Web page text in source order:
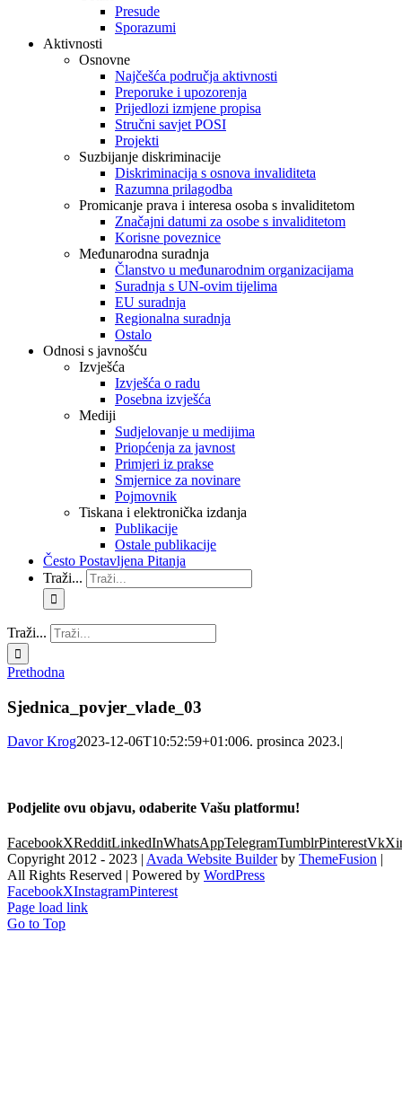
Presude
Sporazumi
Aktivnosti
Osnovne
Najčešća područja aktivnosti
Preporuke i upozorenja
Prijedlozi izmjene propisa
Stručni savjet POSI
Projekti
Suzbijanje diskriminacije
Diskriminacija s osnova invaliditeta
Razumna prilagodba
Promicanje prava i interesa osoba s invaliditetom
Značajni datumi za osobe s invaliditetom
Korisne poveznice
Međunarodna suradnja
Članstvo u međunarodnim organizacijama
Suradnja s UN-ovim tijelima
EU suradnja
Regionalna suradnja
Ostalo
Odnosi s javnošću
Izvješća
Izvješća o radu
Posebna izvješća
Mediji
Sudjelovanje u medijima
Priopćenja za javnost
Primjeri iz prakse
Smjernice za novinare
Pojmovnik
Tiskana i elektronička izdanja
Publikacije
Ostale publikacije
Često Postavljena Pitanja
Traži...
Traži...
Prethodna
Sjednica_povjer_vlade_03
Davor Krog2023-12-06T10:52:59+01:006. prosinca 2023.|
Podjelite ovu objavu, odaberite Vašu platformu!
FacebookXRedditLinkedInWhatsAppTelegramTumblrPinterestVk
Copyright 2012 - 2023 | Avada Website Builderby ThemeFusion |
All Rights Reserved | Powered by WordPress
FacebookXInstagramPinterest
Page load link
Go to Top